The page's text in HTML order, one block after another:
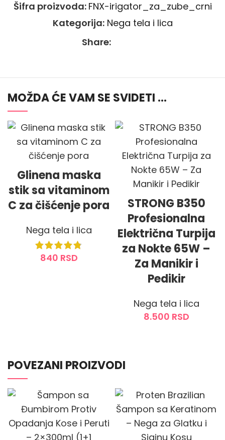
Šifra proizvoda: FNX-irigator_za_zube_crni
Kategorija: Nega tela i lica
Share:
MOŽDA ĆE VAM SE SVIDETI …
Glinena maska
stik sa vitaminom
C za čišćenje pora
Nega tela i lica
840 RSD
STRONG B350
Profesionalna
Električna Turpija
za Nokte 65W –
Za Manikir i
Pedikir
Nega tela i lica
8.500 RSD
POVEZANI PROIZVODI